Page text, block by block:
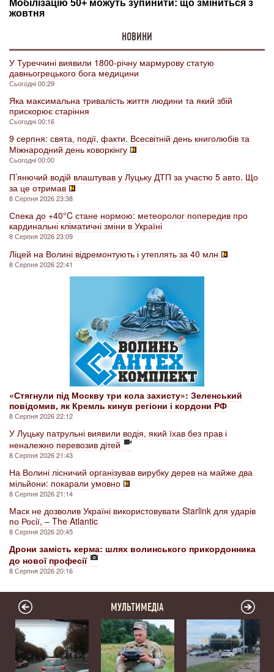
НОВИНИ
У Туреччині виявили 1800-річну мармурову статую
давньогрецького бога медицини
Сьогодні 00:29
Яка максимальна тривалість життя людини та який збій
прискорює старіння
Сьогодні 00:16
9 серпня: свята, події, факти. Всесвітній день книголюбів та
Міжнародний день коворкінгу
Сьогодні 00:00
П’янючий водій влаштував у Луцьку ДТП за участю 5 авто. Що
за це отримав
8 Серпня 2026 23:38
Спека до +40°C стане нормою: метеоролог попередив про
кардинальні кліматичні зміни в Україні
8 Серпня 2026 23:09
Ліцей на Волині відремонтують і утеплять за 40 млн
8 Серпня 2026 22:41
«Стягнули під Москву три кола захисту»: Зеленський
повідомив, як Кремль кинув регіони і кордони РФ
8 Серпня 2026 22:12
У Луцьку патрульні виявили водія, який їхав без прав і
неналежно перевозив дітей
8 Серпня 2026 21:43
На Волині лісничий організував вирубку дерев на майже два
мільйони: покарали умовно
8 Серпня 2026 21:14
Маск не дозволив Україні використовувати Starlink для ударів
по Росії, – The Atlantic
8 Серпня 2026 20:45
Дрони замість керма: шлях волинського прикордонника
до нової професії
8 Серпня 2026 20:16
МУЛЬТИМЕДІА